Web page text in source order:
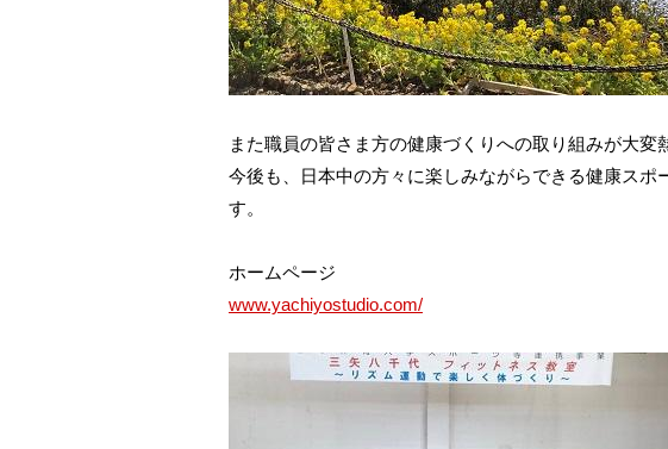
また職員の皆さま方の健康づくりへの取り組みが大変
今後も、日本中の方々に楽しみながらできる健康ス
す。
ホームページ
www.yachiyostudio.com/